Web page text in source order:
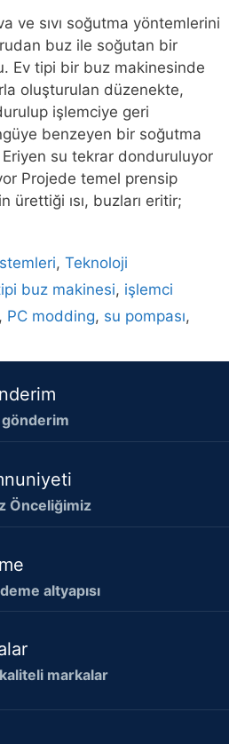
ve sıvı soğutma yöntemlerini
buz ile soğutan bir
Ev tipi bir buz makinesinde
oluşturulan düzenekte,
işlemciye geri
benzeyen bir soğutma
su tekrar donduruluyor
Projede temel prensip
ürettiği ısı, buzları eritir;
,Teknoloji
buz makinesi, işlemci
, PC modding, su pompası,
gönderim
Önceliğimiz
altyapısı
markalar